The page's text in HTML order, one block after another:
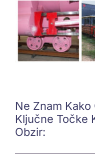
Ne Znam Kako
Ključne Točke
Obzir: